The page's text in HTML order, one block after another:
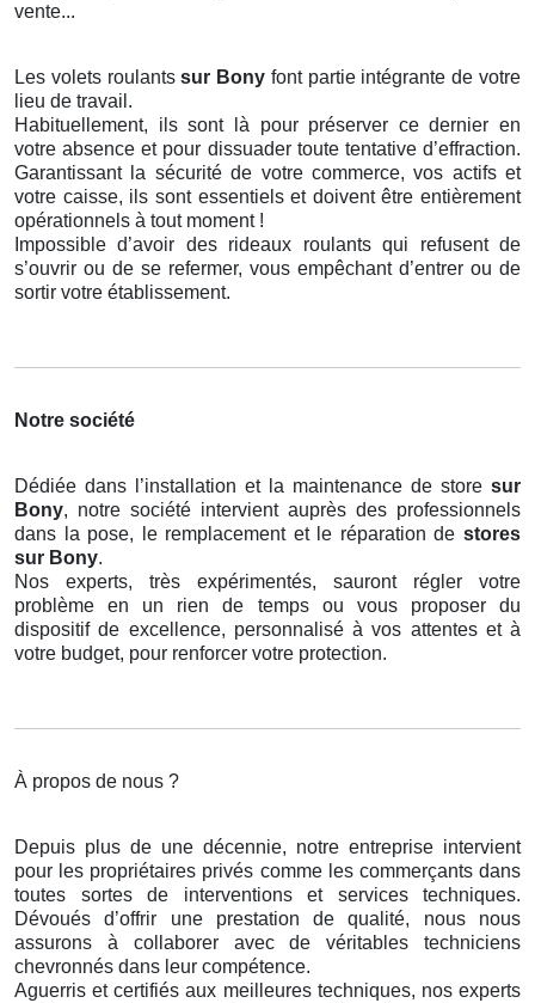
vente...
Les volets roulantssur Bony font partie intégrante de votre
lieu de travail.
Habituellement, ils sont là pour préserver ce dernier en
votre absence et pour dissuader toute tentative d’effraction.
Garantissant la sécurité de votre commerce, vos actifs et
votre caisse, ils sont essentiels et doivent être entièrement
opérationnels à tout moment !
Impossible d’avoir des rideaux roulants qui refusent de
s’ouvrir ou de se refermer, vous empêchant d’entrer ou de
sortir votre établissement.
Notre société
Dédiée dans l’installation et la maintenance de store sur
Bony, notre société intervient auprès des professionnels
dans la pose, le remplacement et le réparation de stores
sur Bony.
Nos experts, très expérimentés, sauront régler votre
problème en un rien de temps ou vous proposer du
dispositif de excellence, personnalisé à vos attentes et à
votre budget, pour renforcer votre protection.
À propos de nous ?
Depuis plus de une décennie, notre entreprise intervient
pour les propriétaires privés comme les commerçants dans
toutes sortes de interventions et services techniques.
Dévoués d’offrir une prestation de qualité, nous nous
assurons à collaborer avec de véritables techniciens
chevronnés dans leur compétence.
Aguerris et certifiés aux meilleures techniques, nos experts